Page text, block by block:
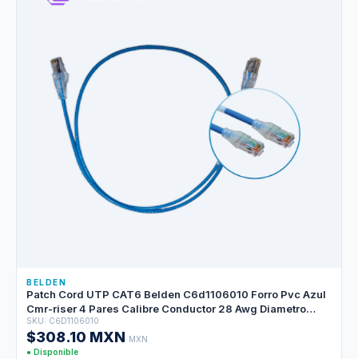
BELDEN
Patch Cord UTP CAT6 Belden C6d1106010 Forro Pvc Azul
Cmr-riser 4 Pares Calibre Conductor 28 Awg Diametro
Reducido Cobre Estañado Multifilar Uso Interior Partes
Relacionadas:conectores Modulares CAT6 Patch Panel
CAT6 Longitud 10 Pies 3 Metros
SKU: C6D1106010
$308.10 MXN MXN
● Disponible